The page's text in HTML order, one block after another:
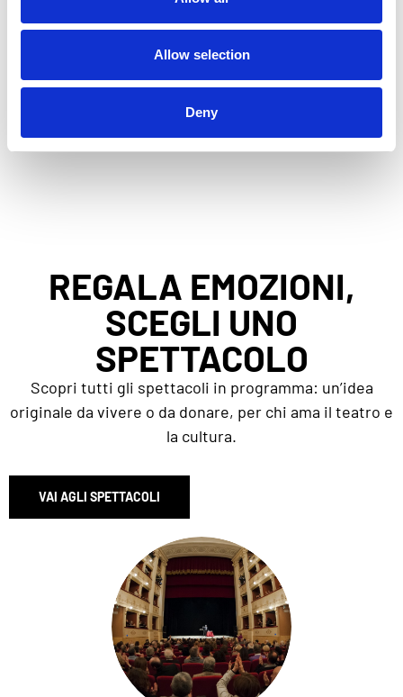
Allow selection
Deny
Anna Meacci
REGALA EMOZIONI,
SCEGLI UNO
SPETTACOLO
Scopri tutti gli spettacoli in programma: un’idea
originale da vivere o da donare, per chi ama il teatro e
la cultura.
VAI AGLI SPETTACOLI